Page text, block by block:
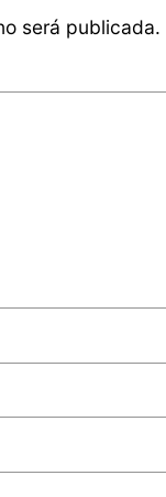
será publicada.